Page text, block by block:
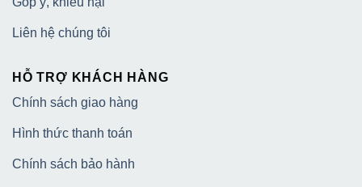
Liên hệ chúng tôi
HỖ TRỢ KHÁCH HÀNG
Chính sách giao hàng
Hình thức thanh toán
Chính sách bảo hành